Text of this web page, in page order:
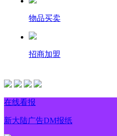
物品买卖
招商加盟
在线看报
新大陆广告DM报纸